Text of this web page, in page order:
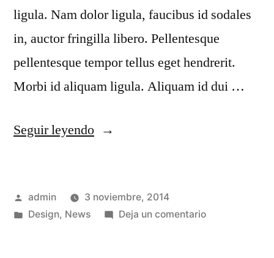
ligula. Nam dolor ligula, faucibus id sodales
in, auctor fringilla libero. Pellentesque
pellentesque tempor tellus eget hendrerit.
Morbi id aliquam ligula. Aliquam id dui …
Seguir leyendo
admin
3 noviembre, 2014
Design, News Deja un comentario